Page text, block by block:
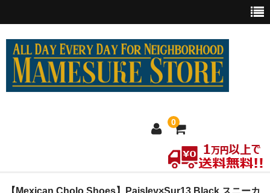
0
ホーム
【Mexican Cholo Shoes】Paisley×Sur13 Black スニーカ